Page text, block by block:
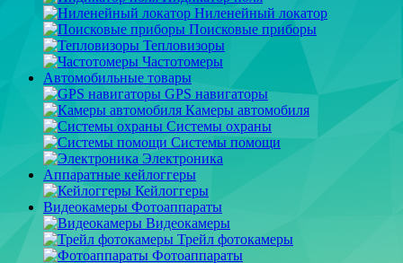
Ниленейный локатор
Поисковые приборы
Тепловизоры
Частотомеры
Автомобильные товары
GPS навигаторы
Камеры автомобиля
Системы охраны
Системы помощи
Электроника
Аппаратные кейлоггеры
Кейлоггеры
Видеокамеры Фотоаппараты
Видеокамеры
Трейл фотокамеры
Фотоаппараты